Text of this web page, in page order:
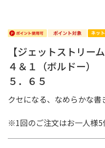
【ジェットストリー
４＆１（ボルドー）
５．６５
クセになる、なめらかな書
※1回のご注文はお一人様5